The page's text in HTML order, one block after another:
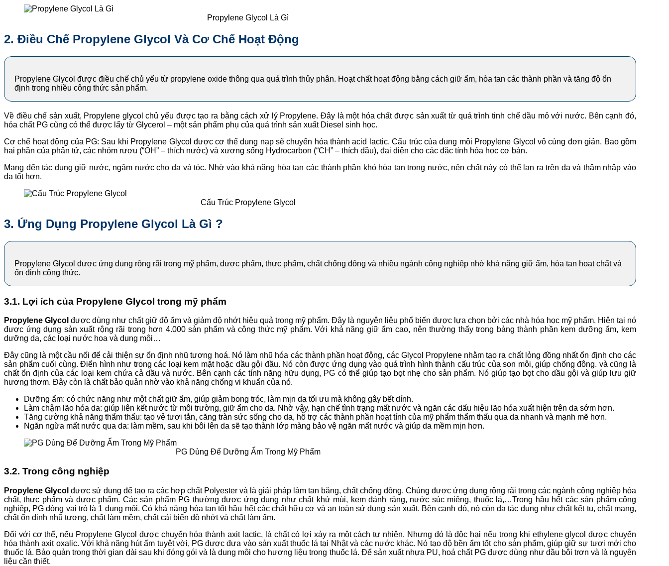
Propylene Glycol Là Gì
2. Điều Chế Propylene Glycol Và Cơ Chế Hoạt Động
Propylene Glycol được điều chế chủ yếu từ propylene oxide thông qua quá trình thủy phân. Hoạt chất hoạt động bằng cách giữ ẩm, hòa tan các thành phần và tăng độ ổn
định trong nhiều công thức sản phẩm.
Về điều chế sản xuất, Propylene glycol chủ yếu được tạo ra bằng cách xử lý Propylene. Đây là một hóa chất được sản xuất từ quá trình tinh chế dầu mỏ với nước. Bên cạnh đó,
hóa chất PG cũng có thể được lấy từ Glycerol – một sản phẩm phụ của quá trình sản xuất Diesel sinh học.
Cơ chế hoạt động của PG: Sau khi Propylene Glycol được cơ thể dung nạp sẽ chuyển hóa thành acid lactic. Cấu trúc của dung môi Propylene Glycol vô cùng đơn giản. Bao gồm
hai phần của phân tử, các nhóm rượu (“OH” – thích nước) và xương sống Hydrocarbon (“CH” – thích dầu), đại diện cho các đặc tính hóa học cơ bản.
Mang đến tác dụng giữ nước, ngậm nước cho da và tóc. Nhờ vào khả năng hòa tan các thành phần khó hòa tan trong nước, nên chất này có thể lan ra trên da và thâm nhập vào
da tốt hơn.
Cấu Trúc Propylene Glycol
3. Ứng Dụng Propylene Glycol Là Gì ?
Propylene Glycol được ứng dụng rộng rãi trong mỹ phẩm, dược phẩm, thực phẩm, chất chống đông và nhiều ngành công nghiệp nhờ khả năng giữ ẩm, hòa tan hoạt chất và
ổn định công thức.
3.1. Lợi ích của Propylene Glycol trong mỹ phẩm
Propylene Glycol được dùng như chất giữ độ ẩm và giảm độ nhớt hiệu quả trong mỹ phẩm. Đây là nguyên liệu phổ biến được lựa chọn bởi các nhà hóa học mỹ phẩm. Hiện tại nó
được ứng dụng sản xuất rộng rãi trong hơn 4.000 sản phẩm và công thức mỹ phẩm. Với khả năng giữ ẩm cao, nên thường thấy trong bảng thành phần kem dưỡng ẩm, kem
dưỡng da, các loại nước hoa và dung môi…
Đây cũng là một cầu nối để cải thiện sự ổn định nhũ tương hoá. Nó làm nhũ hóa các thành phần hoạt động, các Glycol Propylene nhằm tạo ra chất lỏng đồng nhất ổn định cho các
sản phẩm cuối cùng. Điển hình như trong các loại kem mặt hoặc dầu gội đầu. Nó còn được ứng dụng vào quá trình hình thành cấu trúc của son môi, giúp chống đông. và cũng là
chất ổn định của các loại kem chứa cả dầu và nước. Bên cạnh các tính năng hữu dụng, PG có thể giúp tạo bọt nhẹ cho sản phẩm. Nó giúp tạo bọt cho dầu gội và giúp lưu giữ
hương thơm. Đây còn là chất bảo quản nhờ vào khả năng chống vi khuẩn của nó.
Dưỡng ẩm: có chức năng như một chất giữ ẩm, giúp giảm bong tróc, làm mịn da tối ưu mà không gây bết dính.
Làm chậm lão hóa da: giúp liên kết nước từ môi trường, giữ ẩm cho da. Nhờ vậy, hạn chế tình trạng mất nước và ngăn các dấu hiệu lão hóa xuất hiện trên da sớm hơn.
Tăng cường khả năng thẩm thấu: tạo vẻ tươi tắn, căng tràn sức sống cho da, hỗ trợ các thành phần hoạt tính của mỹ phẩm thẩm thấu qua da nhanh và mạnh mẽ hơn.
Ngăn ngừa mất nước qua da: làm mềm, sau khi bôi lên da sẽ tạo thành lớp màng bảo vệ ngăn mất nước và giúp da mềm mịn hơn.
PG Dùng Để Dưỡng Ẩm Trong Mỹ Phẩm
3.2. Trong công nghiệp
Propylene Glycol được sử dụng để tạo ra các hợp chất Polyester và là giải pháp làm tan băng, chất chống đông. Chúng được ứng dụng rộng rãi trong các ngành công nghiệp hóa
chất, thực phẩm và dược phẩm. Các sản phẩm PG thường được ứng dụng như chất khử mùi, kem đánh răng, nước súc miệng, thuốc lá,…Trong hầu hết các sản phẩm công
nghiệp, PG đóng vai trò là 1 dung môi. Có khả năng hòa tan tốt hầu hết các chất hữu cơ và an toàn sử dụng sản xuất. Bên cạnh đó, nó còn đa tác dụng như chất kết tụ, chất mang,
chất ổn định nhũ tương, chất làm mềm, chất cải biến độ nhớt và chất làm ẩm.
Đối với cơ thể, nếu Propylene Glycol được chuyển hóa thành axit lactic, là chất có lợi xảy ra một cách tự nhiên. Nhưng đó là độc hại nếu trong khi ethylene glycol được chuyển
hóa thành axit oxalic. Với khả năng hút ẩm tuyệt vời, PG được đưa vào sản xuất thuốc lá tại Nhật và các nước khác. Nó tạo độ bền ẩm tốt cho sản phẩm, giúp giữ sự tươi mới cho
thuốc lá. Bảo quản trong thời gian dài sau khi đóng gói và là dung môi cho hương liệu trong thuốc lá. Để sản xuất nhựa PU, hoá chất PG được dùng như dầu bôi trơn và là nguyên
liệu cần thiết.